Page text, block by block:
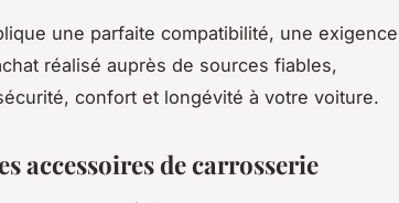
une parfaite compatibilité, une exigence
réalisé auprès de sources fiables,
confort et longévité à votre voiture.
accessoires de carrosserie